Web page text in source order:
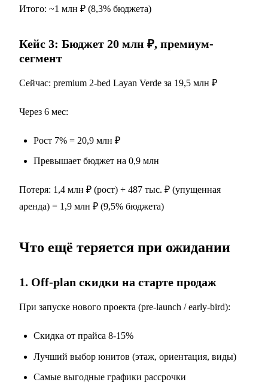
Итого: ~1 млн ₽ (8,3% бюджета)
Кейс 3: Бюджет 20 млн ₽, премиум-
сегмент
Сейчас: premium 2-bed Layan Verde за 19,5 млн ₽
Через 6 мес:
Рост 7% = 20,9 млн ₽
Превышает бюджет на 0,9 млн
Потеря: 1,4 млн ₽ (рост) + 487 тыс. ₽ (упущенная
аренда) = 1,9 млн ₽ (9,5% бюджета)
Что ещё теряется при ожидании
1. Off-plan скидки на старте продаж
При запуске нового проекта (pre-launch / early-bird):
Скидка от прайса 8-15%
Лучший выбор юнитов (этаж, ориентация, виды)
Самые выгодные графики рассрочки